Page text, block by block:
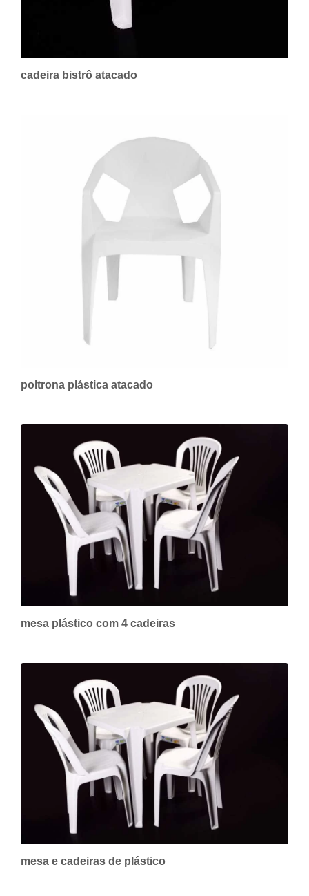
cadeira bistrô atacado
poltrona plástica atacado
mesa plástico com 4 cadeiras
mesa e cadeiras de plástico